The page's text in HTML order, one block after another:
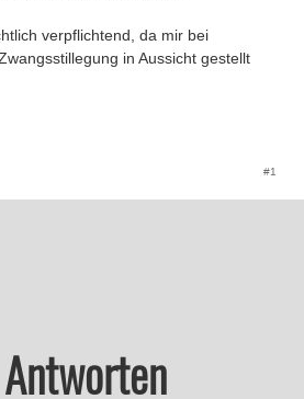
verpflichtend, da mir bei
in Aussicht gestellt
#1